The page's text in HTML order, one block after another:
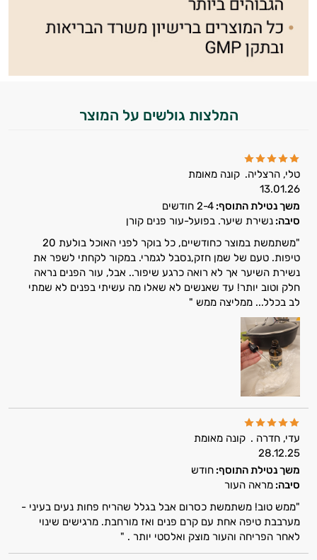
המלצות גולשים על המוצר
טלי, הרצליה. קונה מאומת
13.01.26
משך נטילת התוסף: 2-4 חודשים
סיבה: נשירת שיער. בפועל-עור פנים קורן
"משתמשת במוצר כחודשיים, כל בוקר לפני האוכל בולעת 20
טיפות. טעם של שמן חזק,נסבל לגמרי. במקור לקחתי לשפר את
נשירת השיער אך לא רואה כרגע שיפור.. אבל, עור הפנים נראה
חלק וטוב יותר! עד שאנשים לא שאלו מה עשיתי בפנים לא שמתי
לב בכלל... ממליצה ממש "
עדי, חדרה . קונה מאומת
28.12.25
משך נטילת התוסף: חודש
סיבה: מראה העור
"ממש טוב! משתמשת כסרום אבל בגלל שהריח פחות נעים בעיני -
מערבבת טיפה אחת עם קרם פנים ואז מורחבת. מרגישים שינוי
לאחר הפריחה והעור מוצק ואלסטי יותר . "
היי,
אני יועץ הבריאות האישי AI של טבע בריא.
התשובות שלי מבוססות על מאגרי מידע קליניים
וספרות מקצועית בתחומי הרפואה הטבעית
ותזונת הספורט.
אני כאן כדי לעזור לך להתאים את תוספי
התזונה ומוצרי הבריאות המדויקים למטרות
ולמצב הגופני שלך, ולהסביר לך אילו רכיבים
עובדים יחד כדי למקסם תוצאות גם בחיי היום
יום וגם בתחום הכושר והספורט.
המטרה שלי היא להתאים עבורך המלצות
אישיות מבוססות מדעית.
זה הזמן להתחיל. איך אוכל לעזור?